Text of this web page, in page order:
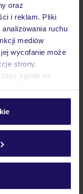
oraz
i reklam. Pliki
ruchu
mediów
wycofanie może
strony.
zgodę na
w zakładkę
znajdziesz